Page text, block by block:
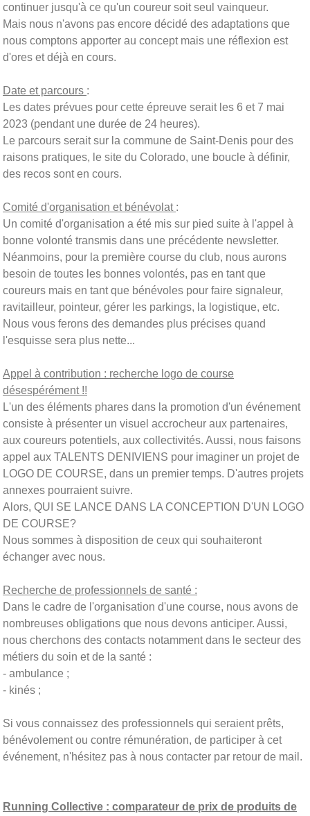
continuer jusqu'à ce qu'un coureur soit seul vainqueur.
Mais nous n'avons pas encore décidé des adaptations que
nous comptons apporter au concept mais une réflexion est
d'ores et déjà en cours.
Date et parcours :
Les dates prévues pour cette épreuve serait les 6 et 7 mai
2023 (pendant une durée de 24 heures).
Le parcours serait sur la commune de Saint-Denis pour des
raisons pratiques, le site du Colorado, une boucle à définir,
des recos sont en cours.
Comité d'organisation et bénévolat :
Un comité d'organisation a été mis sur pied suite à l'appel à
bonne volonté transmis dans une précédente newsletter.
Néanmoins, pour la première course du club, nous aurons
besoin de toutes les bonnes volontés, pas en tant que
coureurs mais en tant que bénévoles pour faire signaleur,
ravitailleur, pointeur, gérer les parkings, la logistique, etc.
Nous vous ferons des demandes plus précises quand
l'esquisse sera plus nette...
Appel à contribution : recherche logo de course
désespérément !!
L'un des éléments phares dans la promotion d'un événement
consiste à présenter un visuel accrocheur aux partenaires,
aux coureurs potentiels, aux collectivités. Aussi, nous faisons
appel aux TALENTS DENIVIENS pour imaginer un projet de
LOGO DE COURSE, dans un premier temps. D'autres projets
annexes pourraient suivre.
Alors, QUI SE LANCE DANS LA CONCEPTION D'UN LOGO
DE COURSE?
Nous sommes à disposition de ceux qui souhaiteront
échanger avec nous.
Recherche de professionnels de santé :
Dans le cadre de l'organisation d'une course, nous avons de
nombreuses obligations que nous devons anticiper. Aussi,
nous cherchons des contacts notamment dans le secteur des
métiers du soin et de la santé :
- ambulance ;
- kinés ;
Si vous connaissez des professionnels qui seraient prêts,
bénévolement ou contre rémunération, de participer à cet
événement, n'hésitez pas à nous contacter par retour de mail.
Running Collective : comparateur de prix de produits de